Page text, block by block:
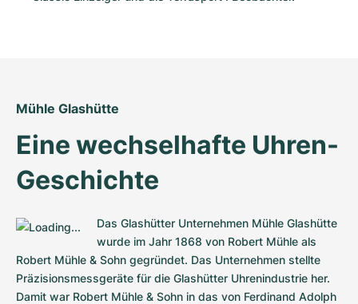
Mühle Glashütte
Eine wechselhafte Uhren-
Geschichte
Das Glashütter Unternehmen Mühle Glashütte
wurde im Jahr 1868 von Robert Mühle als
Robert Mühle & Sohn gegründet. Das Unternehmen stellte
Präzisionsmessgeräte für die Glashütter Uhrenindustrie her.
Damit war Robert Mühle & Sohn in das von Ferdinand Adolph